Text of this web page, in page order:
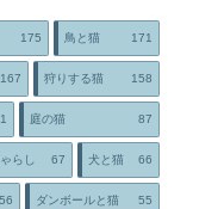
175 鳥と猫 171
167 狩りする猫 158
庭の猫 87
らし 67 犬と猫 66
56 ダンボールと猫 55